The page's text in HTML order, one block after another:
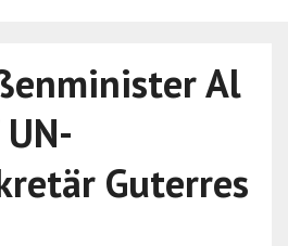
Al
Guterres